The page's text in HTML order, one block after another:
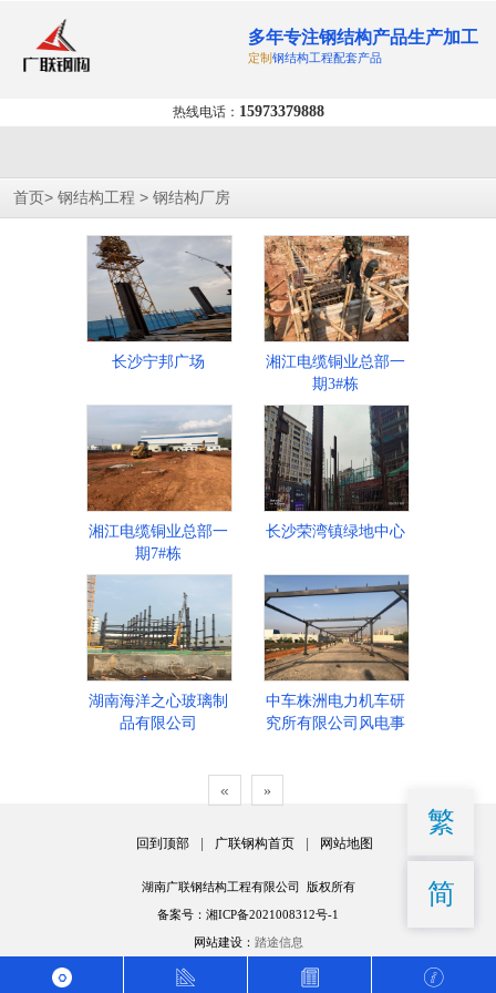
多年专注钢结构产品生产加工
定制钢结构工程配套产品
热线电话： 15973379888
首页> 钢结构工程 > 钢结构厂房
长沙宁邦广场
湘江电缆铜业总部一
期3#栋
湘江电缆铜业总部一
期7#栋
长沙荣湾镇绿地中心
湖南海洋之心玻璃制
品有限公司
中车株洲电力机车研
究所有限公司风电事
« »
回到顶部 | 广联钢构首页 | 网站地图
湖南广联钢结构工程有限公司 版权所有
备案号：湘ICP备2021008312号-1
网站建设： 踏途信息
繁
简